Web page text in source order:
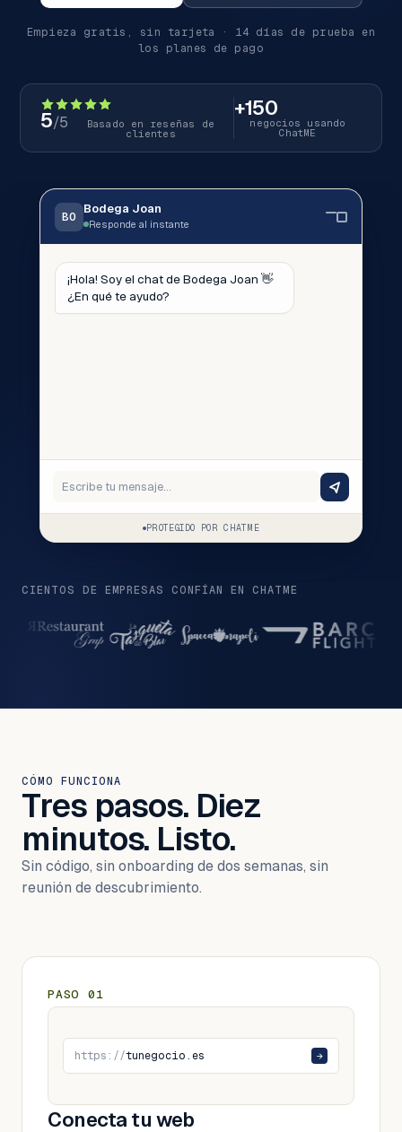
Empieza gratis, sin tarjeta · 14 días de prueba en
los planes de pago
5/5
Basado en reseñas de
clientes
+150
negocios usando
ChatME
BO
Bodega Joan
Responde al instante
¡Hola! Soy el chat de Bodega Joan 👋
¿En qué te ayudo?
Escribe tu mensaje…
PROTEGIDO POR CHATME
CIENTOS DE EMPRESAS CONFÍAN EN CHATME
CÓMO FUNCIONA
Tres pasos. Diez
minutos. Listo.
Sin código, sin onboarding de dos semanas, sin
reunión de descubrimiento.
PASO 01
https://tunegocio.es →
Conecta tu web